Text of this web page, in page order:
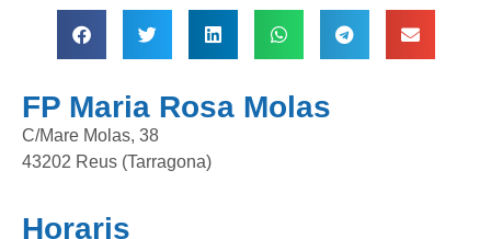
FP Maria Rosa Molas
C/Mare Molas, 38
43202 Reus (Tarragona)
Horaris